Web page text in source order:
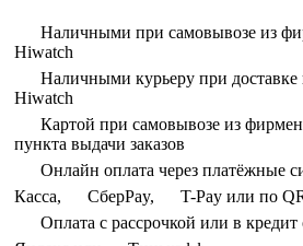
Наличными при самовывозе из
Hiwatch
Наличными курьеру при доставке
Hiwatch
Картой при самовывозе из
пункта выдачи заказов
Онлайн оплата через платёжные
Касса,
СберPay, T-Pay или по
Оплата с рассрочкой или в кредит